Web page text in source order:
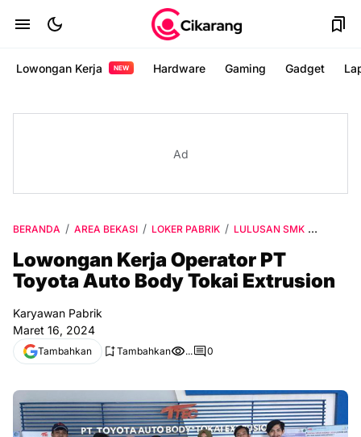
Lowongan Kerja NEW Hardware Gaming Gadget
Ad
BERANDA AREA BEKASI LOKER PABRIK LULUSAN SMK
Lowongan Kerja Operator PT
Toyota Auto Body Tokai Extrusion
Karyawan Pabrik
Maret 16, 2024
Tambahkan Tambahkan ... 0